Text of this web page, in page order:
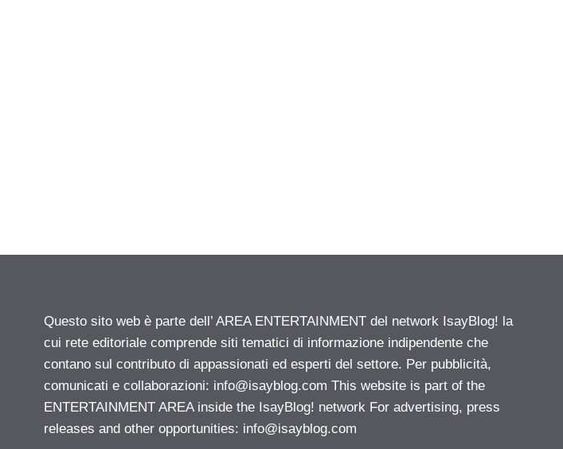
Questo sito web è parte dell’ AREA ENTERTAINMENT del network IsayBlog! la
cui rete editoriale comprende siti tematici di informazione indipendente che
contano sul contributo di appassionati ed esperti del settore. Per pubblicità,
comunicati e collaborazioni: info@isayblog.com This website is part of the
ENTERTAINMENT AREA inside the IsayBlog! network For advertising, press
releases and other opportunities: info@isayblog.com